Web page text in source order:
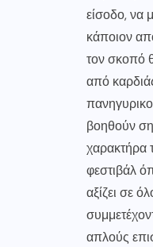
είσοδο, να
κάποιον
τον σκοπό
από
βοηθούν
χαρακτήρα
φεστιβάλ
αξίζει σε
απλούς